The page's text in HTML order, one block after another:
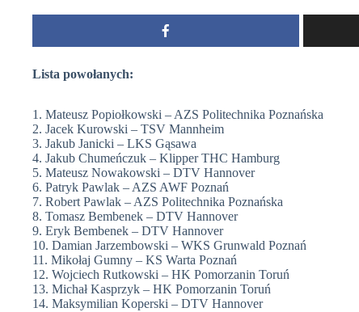
Lista powołanych:
1. Mateusz Popiołkowski – AZS Politechnika Poznańska
2. Jacek Kurowski – TSV Mannheim
3. Jakub Janicki – LKS Gąsawa
4. Jakub Chumeńczuk – Klipper THC Hamburg
5. Mateusz Nowakowski – DTV Hannover
6. Patryk Pawlak – AZS AWF Poznań
7. Robert Pawlak – AZS Politechnika Poznańska
8. Tomasz Bembenek – DTV Hannover
9. Eryk Bembenek – DTV Hannover
10. Damian Jarzembowski – WKS Grunwald Poznań
11. Mikołaj Gumny – KS Warta Poznań
12. Wojciech Rutkowski – HK Pomorzanin Toruń
13. Michał Kasprzyk – HK Pomorzanin Toruń
14. Maksymilian Koperski – DTV Hannover